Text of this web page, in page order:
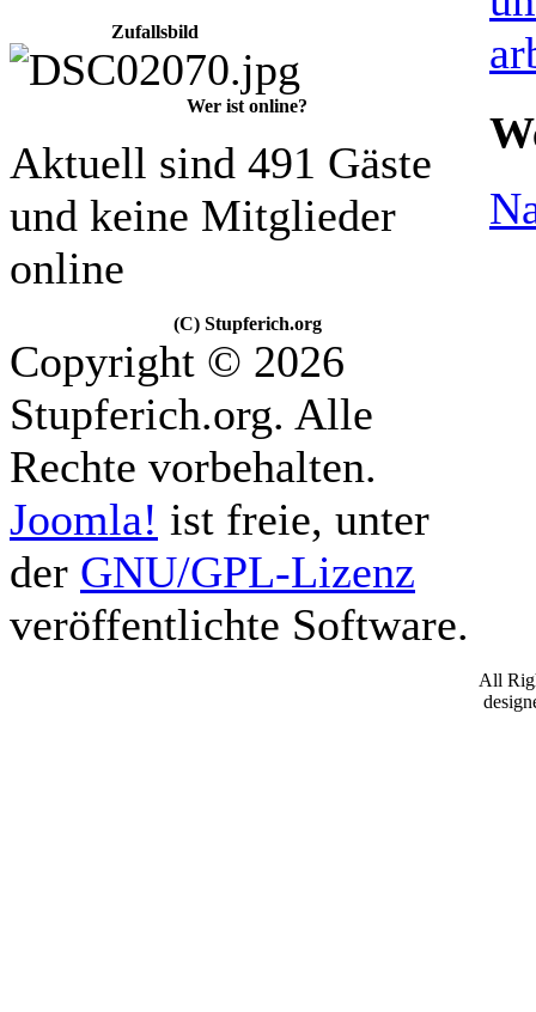
Zufallsbild
Wer ist online?
Aktuell sind 491 Gäste
und keine Mitglieder
online
(C) Stupferich.org
Copyright © 2026
Stupferich.org. Alle
Rechte vorbehalten.
Joomla! ist freie, unter
der GNU/GPL-Lizenz
veröffentlichte Software.
All